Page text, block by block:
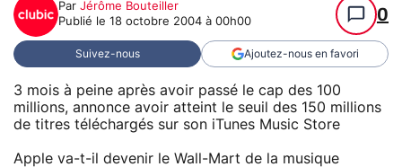
Par Jérôme Bouteiller
Publié le 18 octobre 2004 à 00h00 0
Suivez-nous Ajoutez-nous en favori
3 mois à peine après avoir passé le cap des 100
millions, annonce avoir atteint le seuil des 150 millions
de titres téléchargés sur son iTunes Music Store
Apple va-t-il devenir le Wall-Mart de la musique